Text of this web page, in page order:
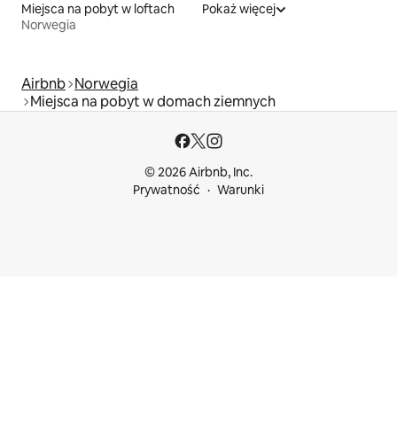
Miejsca na pobyt w loftach
Norwegia
Pokaż więcej
Airbnb Norwegia
Miejsca na pobyt w domach ziemnych
© 2026 Airbnb, Inc.
Prywatność
Warunki